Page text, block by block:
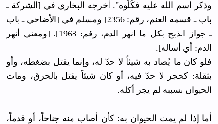
وذكر اسم الله عليه فكُلُوه". أخرجه البخاري في [الشركة ـ
باب ـ قسمة الغنم، رقم: 2356] ومسلم في [الأضاحي ـ باب
ـ جواز الذبح بكل ما انهر الدم، رقم: 1968]. [ومعنى أنهر
الدم: أي أساله].
فلو كان ما يُصاد به شيئاً لا حدّ له، وإنما يقتل بضغطه، وأو
بثقلة: كحجر لا حدّ فيه، أو كان شيئاً يقتل بالحرق، ومات
الحيوان بسببه لم يجز أكله.
أما إذا لم يمت الحيوان به: كأن أصاب منه جناحاً، أو قدماً،